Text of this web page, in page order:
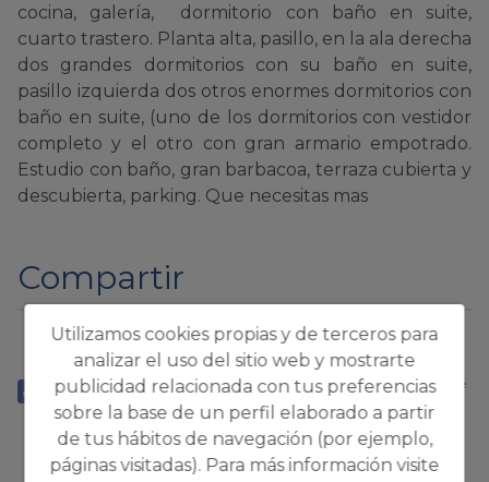
cocina, galería, dormitorio con baño en suite,
cuarto trastero. Planta alta, pasillo, en la ala derecha
dos grandes dormitorios con su baño en suite,
pasillo izquierda dos otros enormes dormitorios con
baño en suite, (uno de los dormitorios con vestidor
completo y el otro con gran armario empotrado.
Estudio con baño, gran barbacoa, terraza cubierta y
descubierta, parking. Que necesitas mas
Compartir
*Esta información está sujeta a
errores y no forma parte de
ningún contrato. La oferta puede
ser modificada o retirada sin
previo aviso. El precio no incluye
los costes de la compra.
Utilizamos cookies propias y de terceros para
analizar el uso del sitio web y mostrarte
publicidad relacionada con tus preferencias
sobre la base de un perfil elaborado a partir
de tus hábitos de navegación (por ejemplo,
páginas visitadas). Para más información visite